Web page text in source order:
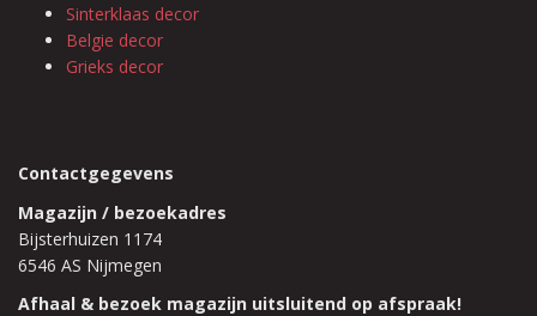
Sinterklaas decor
Belgie decor
Grieks decor
Contactgegevens
Magazijn / bezoekadres
Bijsterhuizen 1174
6546 AS Nijmegen
Afhaal & bezoek magazijn uitsluitend op afspraak!